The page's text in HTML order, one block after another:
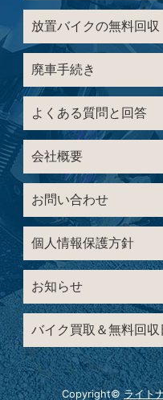
放置バイクの無料回収
廃車手続き
よくある質問と回答
会社概要
お問い合わせ
個人情報保護方針
お知らせ
バイク買取＆無料回収
Copyright©ライト